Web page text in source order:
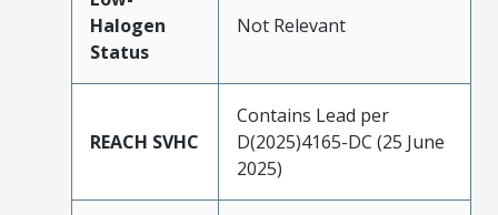
Halogen
Status
Not Relevant
REACH SVHC
Contains Lead per
D(2025)4165-DC (25 June
2025)